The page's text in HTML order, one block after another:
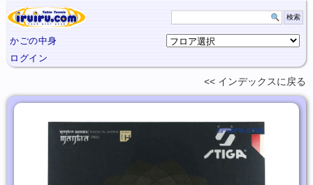
かごの中身
ログイン
インデックスに 戻る